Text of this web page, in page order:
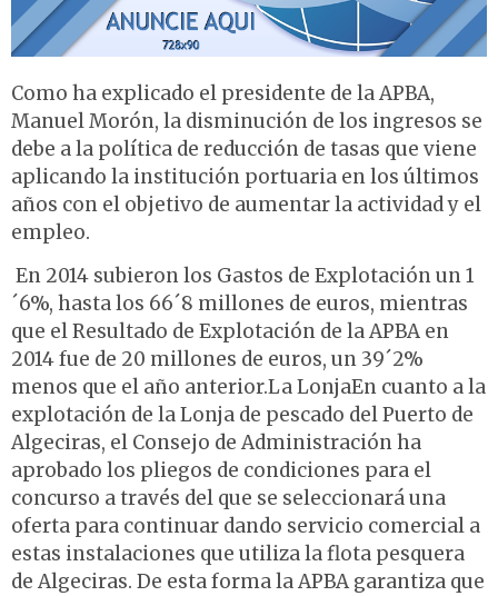
Como ha explicado el presidente de la APBA,
Manuel Morón, la disminución de los ingresos se
debe a la política de reducción de tasas que viene
aplicando la institución portuaria en los últimos
años con el objetivo de aumentar la actividad y el
empleo.
En 2014 subieron los Gastos de Explotación un 1
´6%, hasta los 66´8 millones de euros, mientras
que el Resultado de Explotación de la APBA en
2014 fue de 20 millones de euros, un 39´2%
menos que el año anterior.La LonjaEn cuanto a la
explotación de la Lonja de pescado del Puerto de
Algeciras, el Consejo de Administración ha
aprobado los pliegos de condiciones para el
concurso a través del que se seleccionará una
oferta para continuar dando servicio comercial a
estas instalaciones que utiliza la flota pesquera
de Algeciras. De esta forma la APBA garantiza que